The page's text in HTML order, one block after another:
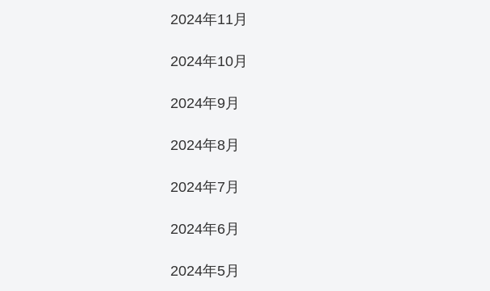
2024年11月
2024年10月
2024年9月
2024年8月
2024年7月
2024年6月
2024年5月